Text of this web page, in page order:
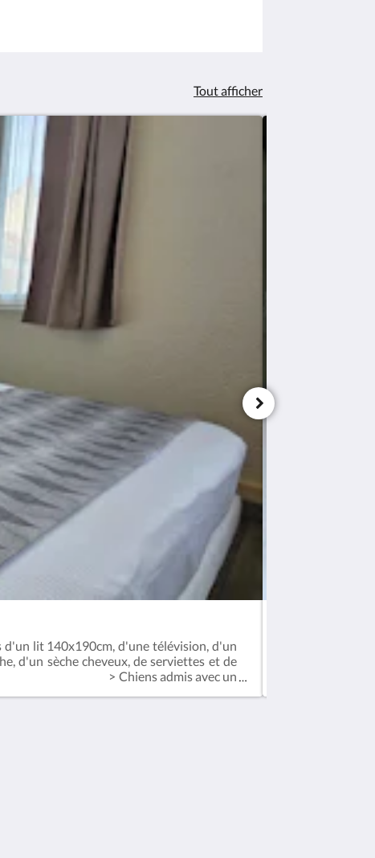
Tout afficher
d'un lit 140x190cm, d'une télévision, d'un
d'un sèche cheveux, de serviettes et de
> Chiens admis avec un